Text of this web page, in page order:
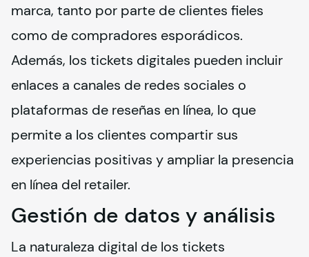
marca, tanto por parte de clientes fieles
como de compradores esporádicos.
Además, los tickets digitales pueden incluir
enlaces a canales de redes sociales o
plataformas de reseñas en línea, lo que
permite a los clientes compartir sus
experiencias positivas y ampliar la presencia
en línea del retailer.
Gestión de datos y análisis
La naturaleza digital de los tickets